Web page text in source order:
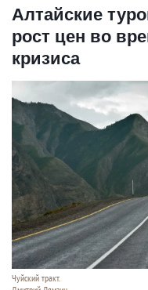
Алтайские
рост цен во
кризиса
Чуйский тракт.